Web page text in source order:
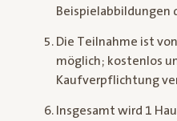
Beispielabbildungen
Die Teilnahme ist
möglich; kostenlos
Kaufverpflichtung
Insgesamt wird 1